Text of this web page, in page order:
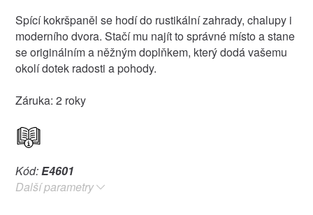
Spící kokršpaněl se hodí do rustikální zahrady, chalupy i
moderního dvora. Stačí mu najít to správné místo a stane
se originálním a něžným doplňkem, který dodá vašemu
okolí dotek radosti a pohody.
Záruka: 2 roky
Kód:E4601
Další parametry